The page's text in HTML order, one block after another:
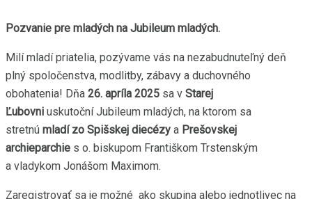
Pozvanie pre mladých na Jubileum mladých.
Milí mladí priatelia, pozývame vás na nezabudnuteľný deň
plný spoločenstva, modlitby, zábavy a duchovného
obohatenia! Dňa 26. apríla 2025 sa v Starej
Ľubovni uskutoční Jubileum mladých, na ktorom sa
stretnú mladí zo Spišskej diecézy a Prešovskej
archieparchie s o. biskupom Františkom Trstenským
a vladykom Jonášom Maximom.
Zaregistrovať sa je možné ako skupina alebo jednotlivec na